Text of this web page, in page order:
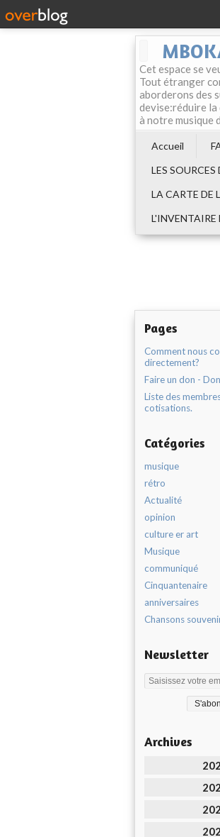
Cet espace se
Tout étranger
aborderons des
devise:réduire la
à notre musique
Accueil
LES
LA CARTE DE
L'INVENTAIRE
Pages
Comment nous
directement?
Faire un don -
Liste des
cotisations.
Catégories
musique
rétro
Actualité
opinion
culture er art
Musique
communiqué
Cinquantenaire
anniversaires
Chansons
Newsletter
Archives